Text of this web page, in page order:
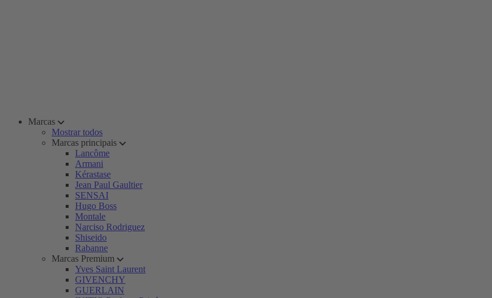
Marcas
Mostrar todos
Marcas principais
Lancôme
Armani
Kérastase
Jean Paul Gaultier
SENSAI
Hugo Boss
Montale
Narciso Rodriguez
Shiseido
Rabanne
Marcas Premium
Yves Saint Laurent
GIVENCHY
GUERLAIN